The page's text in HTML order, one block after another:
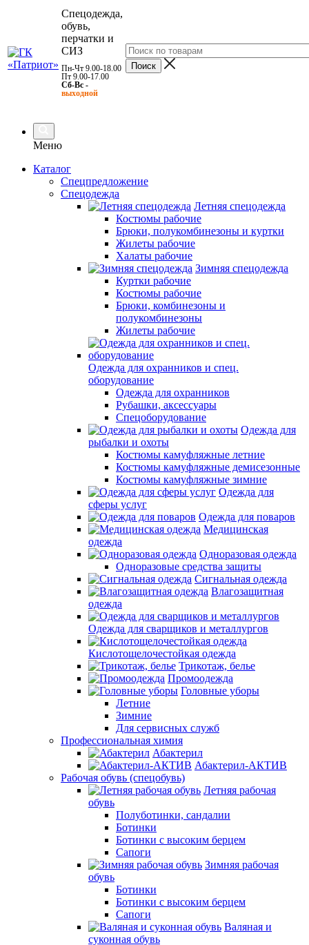
Спецодежда,
обувь,
перчатки и
СИЗ
Пн-Чт 9.00-18.00
Пт 9.00-17.00
Сб-Вс -
выходной
Меню
Каталог
Спецпредложение
Спецодежда
Летняя спецодежда
Костюмы рабочие
Брюки, полукомбинезоны и куртки
Жилеты рабочие
Халаты рабочие
Зимняя спецодежда
Куртки рабочие
Костюмы рабочие
Брюки, комбинезоны и
полукомбинезоны
Жилеты рабочие
Одежда для охранников и спец.
оборудование
Одежда для охранников
Рубашки, аксессуары
Спецоборудование
Одежда для
рыбалки и охоты
Костюмы камуфляжные летние
Костюмы камуфляжные демисезонные
Костюмы камуфляжные зимние
Одежда для
сферы услуг
Одежда для поваров
Медицинская
одежда
Одноразовая одежда
Одноразовые средства защиты
Сигнальная одежда
Влагозащитная
одежда
Одежда для сварщиков и металлургов
Кислотощелочестойкая одежда
Трикотаж, белье
Промоодежда
Головные уборы
Летние
Зимние
Для сервисных служб
Профессиональная химия
Абактерил
Абактерил-АКТИВ
Рабочая обувь (спецобувь)
Летняя рабочая
обувь
Полуботинки, сандалии
Ботинки
Ботинки с высоким берцем
Сапоги
Зимняя рабочая
обувь
Ботинки
Ботинки с высоким берцем
Сапоги
Валяная и
суконная обувь